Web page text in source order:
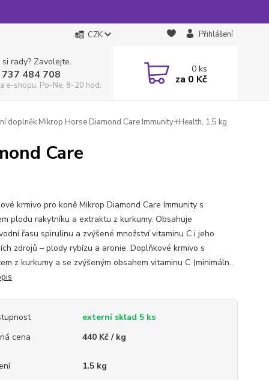
CZK Přihlášení
rady? Zavolejte.
484 708
e-shopu: Po-Ne, 8-20 hod.
0ks
za 0 Kč
doplněk Mikrop Horse Diamond Care Immunity+Health, 1,5 kg
Care
krmivo pro koně Mikrop Diamond Care Immunity s
plodu rakytníku a extraktu z kurkumy. Obsahuje
řasu spirulinu a zvýšené množství vitaminu C i jeho
zdrojů – plody rybízu a aronie. Doplňkové krmivo s
z kurkumy a se zvýšeným obsahem vitaminu C (minimáln...
externí sklad 5 ks
cena
440 Kč / kg
1.5 kg